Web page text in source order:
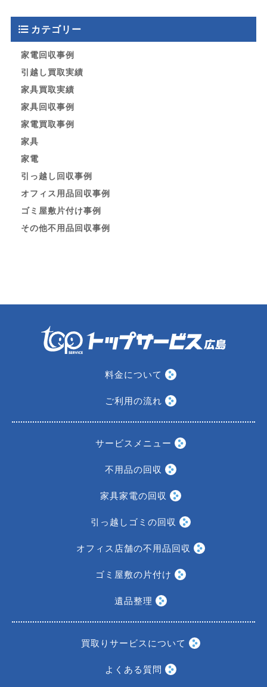
カテゴリー
家電回収事例
引越し買取実績
家具買取実績
家具回収事例
家電買取事例
家具
家電
引っ越し回収事例
オフィス用品回収事例
ゴミ屋敷片付け事例
その他不用品回収事例
料金について
ご利用の流れ
サービスメニュー
不用品の回収
家具家電の回収
引っ越しゴミの回収
オフィス店舗の不用品回収
ゴミ屋敷の片付け
遺品整理
買取りサービスについて
よくある質問